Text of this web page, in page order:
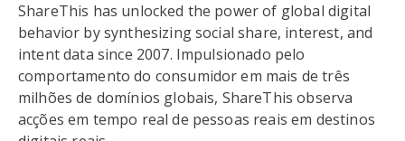
ShareThis has unlocked the power of global digital
behavior by synthesizing social share, interest, and
intent data since 2007. Impulsionado pelo
comportamento do consumidor em mais de três
milhões de domínios globais, ShareThis observa
acções em tempo real de pessoas reais em destinos